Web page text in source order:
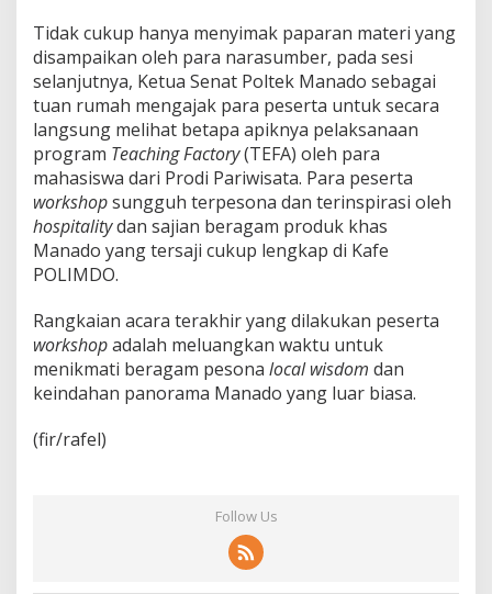
Tidak cukup hanya menyimak paparan materi yang
disampaikan oleh para narasumber, pada sesi
selanjutnya, Ketua Senat Poltek Manado sebagai
tuan rumah mengajak para peserta untuk secara
langsung melihat betapa apiknya pelaksanaan
program Teaching Factory(TEFA) oleh para
mahasiswa dari Prodi Pariwisata. Para peserta
workshopsungguh terpesona dan terinspirasi oleh
hospitalitydan sajian beragam produk khas
Manado yang tersaji cukup lengkap di Kafe
POLIMDO.
Rangkaian acara terakhir yang dilakukan peserta
workshopadalah meluangkan waktu untuk
menikmati beragam pesona local wisdom dan
keindahan panorama Manado yang luar biasa.
(fir/rafel)
Follow Us